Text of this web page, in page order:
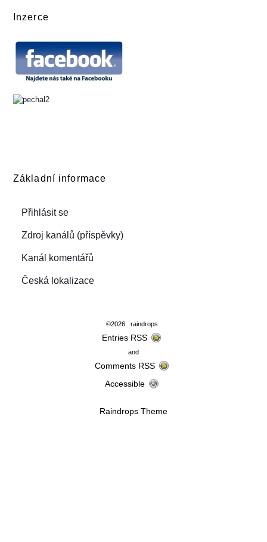
Inzerce
Základní informace
Přihlásit se
Zdroj kanálů (příspěvky)
Kanál komentářů
Česká lokalizace
©2026 raindrops
Entries RSS
and
Comments RSS
Accessible
Raindrops Theme